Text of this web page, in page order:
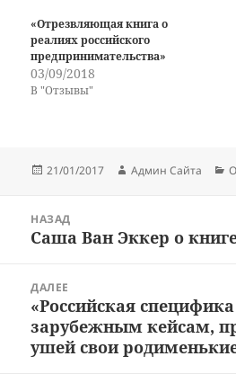
«Отрезвляющая книга о
реалиях российского
предпринимательства»
03/09/2018
В "Отзывы"
Опубликовано
21/01/2017 Автор
Админ Сайта
записям
НАЗАД
Предыдущая
Саша Ван Эккер о
ДАЛЕЕ
Следующая
запись:
«Российская
зарубежным кейсам,
ушей свои